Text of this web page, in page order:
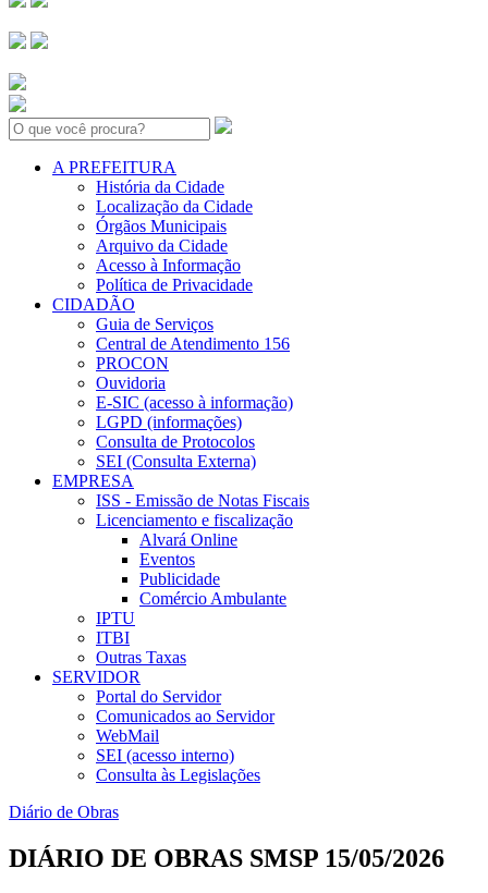
Search:
A PREFEITURA
História da Cidade
Localização da Cidade
Órgãos Municipais
Arquivo da Cidade
Acesso à Informação
Política de Privacidade
CIDADÃO
Guia de Serviços
Central de Atendimento 156
PROCON
Ouvidoria
E-SIC (acesso à informação)
LGPD (informações)
Consulta de Protocolos
SEI (Consulta Externa)
EMPRESA
ISS - Emissão de Notas Fiscais
Licenciamento e fiscalização
Alvará Online
Eventos
Publicidade
Comércio Ambulante
IPTU
ITBI
Outras Taxas
SERVIDOR
Portal do Servidor
Comunicados ao Servidor
WebMail
SEI (acesso interno)
Consulta às Legislações
Diário de Obras
DIÁRIO DE OBRAS SMSP 15/05/2026